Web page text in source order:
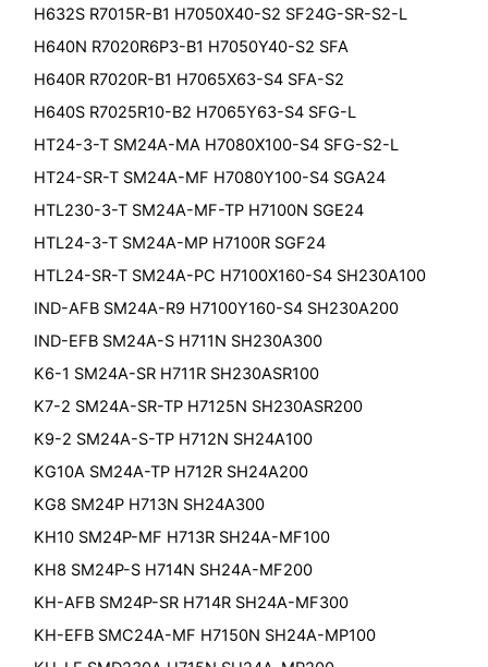
H632S R7015R-B1 H7050X40-S2 SF24G-SR-S2-L
H640N R7020R6P3-B1 H7050Y40-S2 SFA
H640R R7020R-B1 H7065X63-S4 SFA-S2
H640S R7025R10-B2 H7065Y63-S4 SFG-L
HT24-3-T SM24A-MA H7080X100-S4 SFG-S2-L
HT24-SR-T SM24A-MF H7080Y100-S4 SGA24
HTL230-3-T SM24A-MF-TP H7100N SGE24
HTL24-3-T SM24A-MP H7100R SGF24
HTL24-SR-T SM24A-PC H7100X160-S4 SH230A100
IND-AFB SM24A-R9 H7100Y160-S4 SH230A200
IND-EFB SM24A-S H711N SH230A300
K6-1 SM24A-SR H711R SH230ASR100
K7-2 SM24A-SR-TP H7125N SH230ASR200
K9-2 SM24A-S-TP H712N SH24A100
KG10A SM24A-TP H712R SH24A200
KG8 SM24P H713N SH24A300
KH10 SM24P-MF H713R SH24A-MF100
KH8 SM24P-S H714N SH24A-MF200
KH-AFB SM24P-SR H714R SH24A-MF300
KH-EFB SMC24A-MF H7150N SH24A-MP100